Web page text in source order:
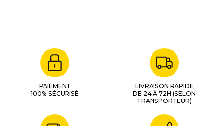
PAIEMENT
100% SÉCURISÉ
LIVRAISON RAPIDE
DE 24 À 72H (SELON
TRANSPORTEUR)